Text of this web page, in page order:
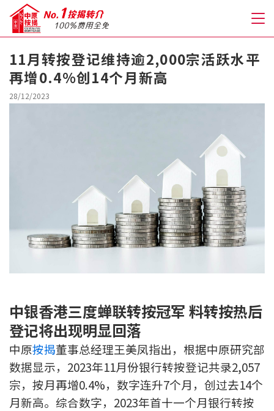
关于我们
免费开户转介服务
私人贷款
中原按揭标签优惠
推荐齐齐友赏
按揭工具
按揭计算
11月转按登记维持逾2,000宗活跃水平
再增0.4%创14个月新高
28/12/2023
中银香港三度蝉联转按冠军 料转按热后
登记将出现明显回落
中原按揭董事总经理王美凤指出，根据中原研究部
数据显示，2023年11月份银行转按登记共录2,057
宗，按月再增0.4%，数字连升7个月，创过去14个
月新高。综合数字，2023年首十一个月银行转按